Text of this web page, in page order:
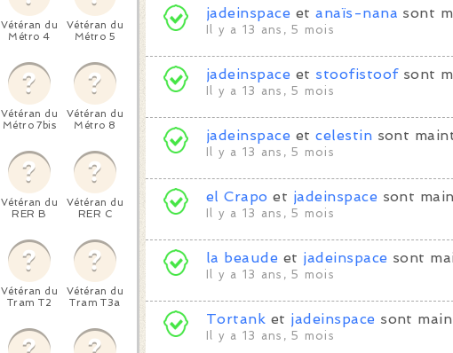
Vétéran du
Métro 4
Vétéran du
Métro 5
Vétéran du
Métro 7bis
Vétéran du
Métro 8
Vétéran du
RER B
Vétéran du
RER C
Vétéran du
Tram T2
Vétéran du
Tram T3a
jadeinspace etanaïs-nana sont
Il y a 13 ans, 5 mois
jadeinspace et stoofistoofsont
Il y a 13 ans, 5 mois
jadeinspace etcelestin sont
Il y a 13 ans, 5 mois
el Crapo et jadeinspace sont
Il y a 13 ans, 5 mois
la beaude et jadeinspace sont
Il y a 13 ans, 5 mois
Tortank et jadeinspace sont
Il y a 13 ans, 5 mois